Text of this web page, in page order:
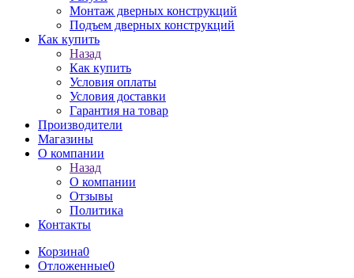
Монтаж дверных конструкций
Подъем дверных конструкций
Как купить
Назад
Как купить
Условия оплаты
Условия доставки
Гарантия на товар
Производители
Магазины
О компании
Назад
О компании
Отзывы
Политика
Контакты
Корзина0
Отложенные0